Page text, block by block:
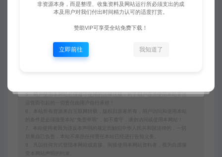
本站内容均为虚拟内容，赞助后无法召回，顾不支持退换！避免纠纷耽误时
1、爱游网单所有网单资源来源于网络，仅供学习交流之用。切勿用于商业
2、如本帖侵犯到任何版权问题，请立即告知本站，本站将及时予与删除并
致以最深的歉意！
3、本站提供的所有资源仅供学习参考使用，版权归原著所有，禁止下载本
5、用户使用本网站必须遵守使用的法律法规，对于用户违法使用本站非法
6、本站所有资源来自互联网转载，版权归原著所有，用户访问和使用本站
的条件是必须接受本站“免责申明”，如不遵守，请勿访问或使用本网站！
7、本站使用者因为违反本声明的规定而触犯中华人民共和国法律的，一切
后果自己负责，本站不承担任何责任本站已经进行告知义务。
8、凡以任何方式登陆本网站或直接、间接使用本网站资料者，视为自愿接
受本网站声明的约束。
非资源本身，而是整理、收集资料及网站运行所必须支出的成
本及用户对我们付出时间精力认可的适度打赏。
赞助VIP可享受全站免费下载！
立即前往 我知道了